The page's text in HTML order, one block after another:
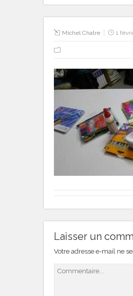
Michel Chatre 1
Laisser un
Votre adresse e-mail ne